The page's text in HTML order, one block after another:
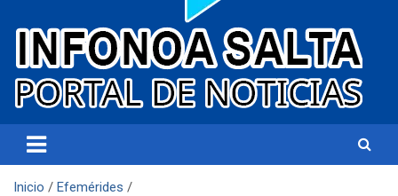
Infonoa Salta
Inicio
Efemérides